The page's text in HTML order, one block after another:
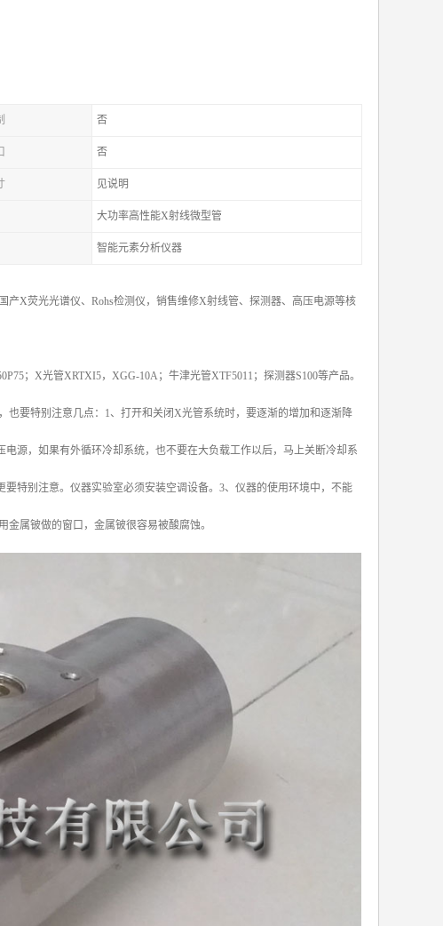
否
否
见说明
大功率高性能X射线微型管
智能元素分析仪器
X荧光光谱仪、Rohs检测仪，销售维修X射线管、探测器、高压电源等核
；X光管XRTXI5，XGG-10A；牛津光管XTF5011；探测器S100等产品。
要特别注意几点：1、打开和关闭X光管系统时，要逐渐的增加和逐渐降
源，如果有外循环冷却系统，也不要在大负载工作以后，马上关断冷却系
特别注意。仪器实验室必须安装空调设备。3、仪器的使用环境中，不能
属铍做的窗口，金属铍很容易被酸腐蚀。